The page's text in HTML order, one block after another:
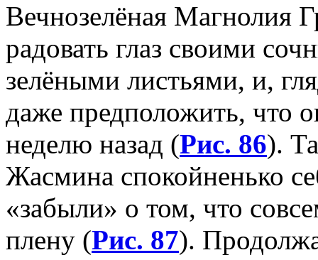
Вечнозелёная Магнолия
радовать глаз своими
зелёными листьями, и,
даже предположить, что
неделю назад (Рис. 86).
Жасмина спокойненько
«забыли» о том, что
плену (Рис. 87).